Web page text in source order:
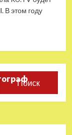
В этом году